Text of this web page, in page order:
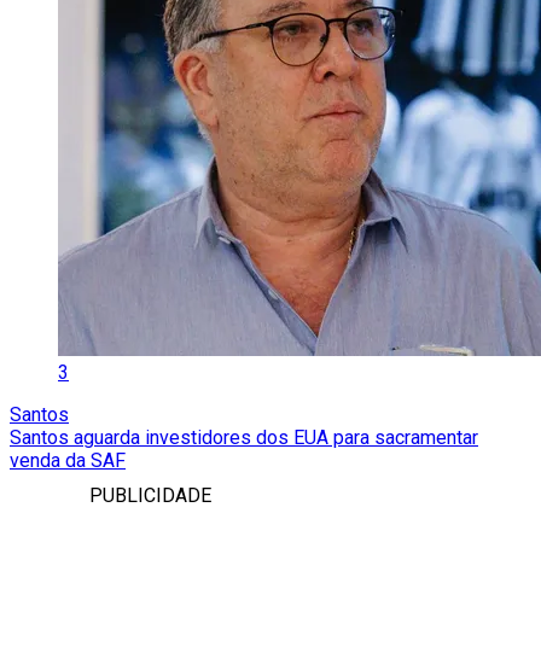
3
Santos
Santos aguarda investidores dos EUA para sacramentar
venda da SAF
PUBLICIDADE